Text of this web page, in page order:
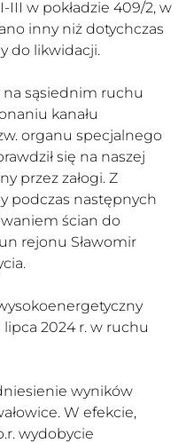
w pokładzie 409/2, w
inny niż dotychczas
do likwidacji.
na sąsiednim ruchu
kanału
organu specjalnego
się na naszej
przez załogi. Z
podczas następnych
ścian do
rejonu Sławomir
lipca 2024 r. w ruchu
wyników
W efekcie,
wydobycie